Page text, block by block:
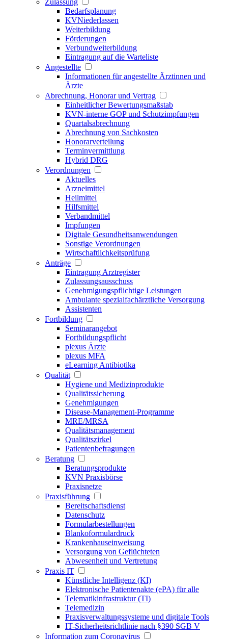
Zulassung
Bedarfsplanung
KVNiederlassen
Weiterbildung
Förderungen
Verbundweiterbildung
Eintragung auf die Warteliste
Angestellte
Informationen für angestellte Ärztinnen und
Ärzte
Abrechnung, Honorar und Vertrag
Einheitlicher Bewertungsmaßstab
KVN-interne GOP und Schutzimpfungen
Quartalsabrechnung
Abrechnung von Sachkosten
Honorarverteilung
Terminvermittlung
Hybrid DRG
Verordnungen
Aktuelles
Arzneimittel
Heilmittel
Hilfsmittel
Verbandmittel
Impfungen
Digitale Gesundheitsanwendungen
Sonstige Verordnungen
Wirtschaftlichkeitsprüfung
Anträge
Eintragung Arztregister
Zulassungsausschuss
Genehmigungspflichtige Leistungen
Ambulante spezialfachärztliche Versorgung
Assistenten
Fortbildung
Seminarangebot
Fortbildungspflicht
plexus Ärzte
plexus MFA
eLearning Antibiotika
Qualität
Hygiene und Medizinprodukte
Qualitätssicherung
Genehmigungen
Disease-Management-Programme
MRE/MRSA
Qualitätsmanagement
Qualitätszirkel
Patientenbefragungen
Beratung
Beratungsprodukte
KVN Praxisbörse
Praxisnetze
Praxisführung
Bereitschaftsdienst
Datenschutz
Formularbestellungen
Blankoformulardruck
Krankenhauseinweisung
Versorgung von Geflüchteten
Abwesenheit und Vertretung
Praxis IT
Künstliche Intelligenz (KI)
Elektronische Patientenakte (ePA) für alle
Telematikinfrastruktur (TI)
Telemedizin
Praxisverwaltungssysteme und digitale Tools
IT-Sicherheitsrichtlinie nach §390 SGB V
Information zum Coronavirus